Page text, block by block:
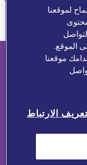
Featured Content
Summary of
Contact Us
لموقعنا
الموقع.
موقعنا
الارتباط